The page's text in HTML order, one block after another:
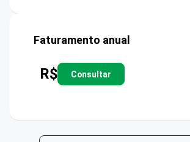
Faturamento anual
R$ Consultar